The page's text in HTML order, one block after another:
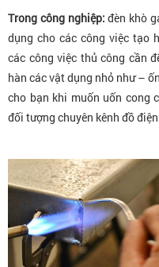
Trong công nghiệp:đèn khò
dụng cho các công việc tạo
các công việc thủ công cần
hàn các vật dụng nhỏ như –
cho bạn khi muốn uốn cong
đối tượng chuyên kênh đồ